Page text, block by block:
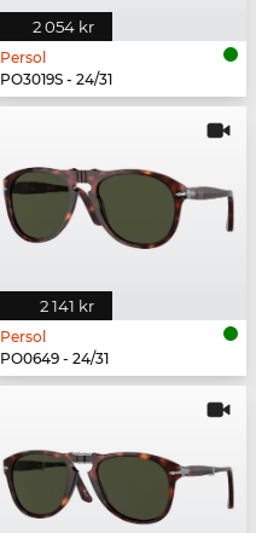
2 054 kr
Persol
PO3019S - 24/31
2 141 kr
Persol
PO0649 - 24/31